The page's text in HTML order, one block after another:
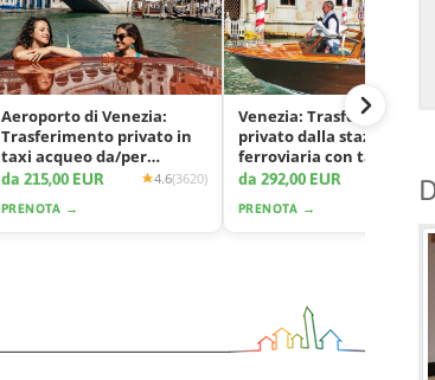
Aeroporto di Venezia:
Trasferimento privato in
taxi acqueo da/per
Venezia
da 215,00 EUR 4.6(3620)
PRENOTA →
Venezia: Trasferimento
privato dalla stazione
ferroviaria con taxi
acqueo
da 292,00 EUR (119)
PRENOTA →